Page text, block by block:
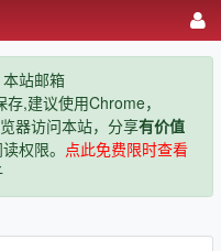
站邮箱
,建议使用Chrome，
器访问本站，分享有价值
权限。 点此免费限时查看